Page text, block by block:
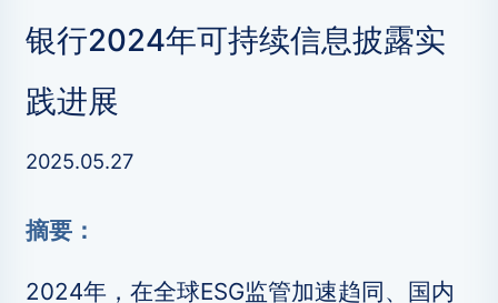
银行2024年可持续信息披露实
践进展
2025.05.27
摘要：
2024年，在全球ESG监管加速趋同、国内